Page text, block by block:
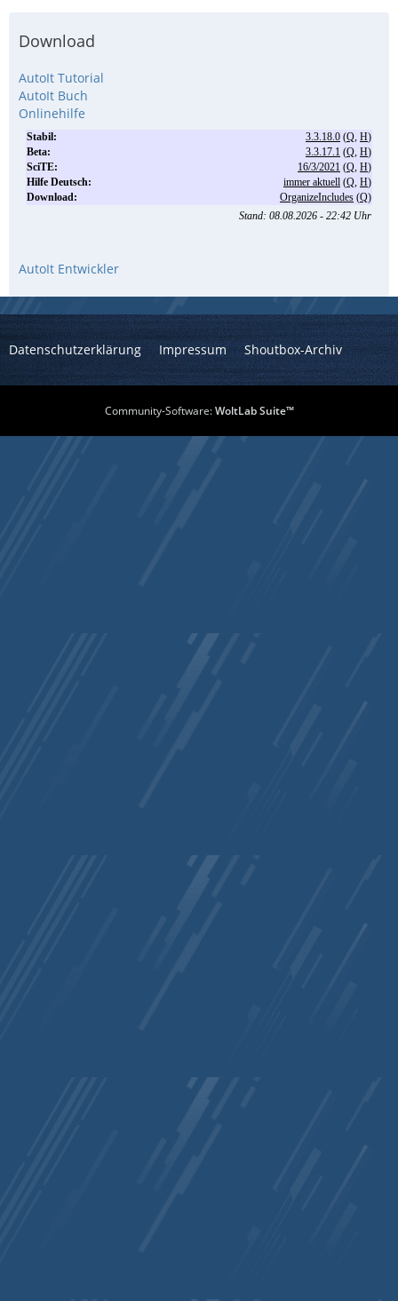
Download
AutoIt Tutorial
AutoIt Buch
Onlinehilfe
AutoIt Entwickler
Datenschutzerklärung Impressum Shoutbox-Archiv
Community-Software:WoltLab Suite™